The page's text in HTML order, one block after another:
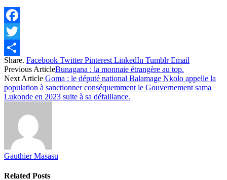
Facebook
Twitter
Share
Share. Facebook Twitter Pinterest LinkedIn Tumblr Email
Previous ArticleBunagana : la monnaie étrangère au top.
Next Article Goma : le député national Balamage Nkolo appelle la
population à sanctionner conséquemment le Gouvernement sama
Lukonde en 2023 suite à sa défaillance.
Gauthier Masasu
Related Posts